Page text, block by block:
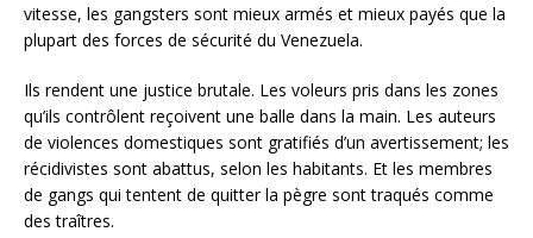
vitesse, les gangsters sont mieux armés et mieux payés que la
plupart des forces de sécurité du Venezuela.
Ils rendent une justice brutale. Les voleurs pris dans les zones
qu’ils contrôlent reçoivent une balle dans la main. Les auteurs
de violences domestiques sont gratifiés d’un avertissement; les
récidivistes sont abattus, selon les habitants. Et les membres
de gangs qui tentent de quitter la pègre sont traqués comme
des traîtres.